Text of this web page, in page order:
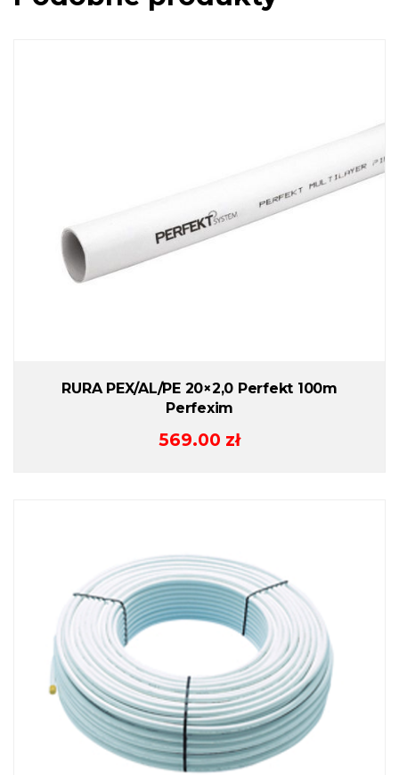
RURA PEX/AL/PE 20×2,0 Perfekt 100m
Perfexim
569.00 zł